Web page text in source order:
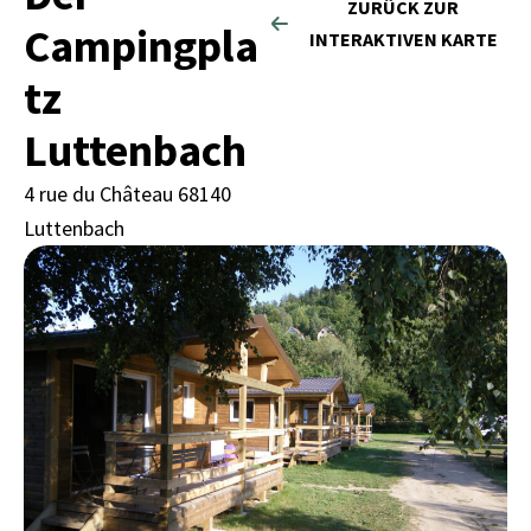
Campingpla
tz
Luttenbach
4 rue du Château 68140
Luttenbach
ZURÜCK ZUR
INTERAKTIVEN KARTE